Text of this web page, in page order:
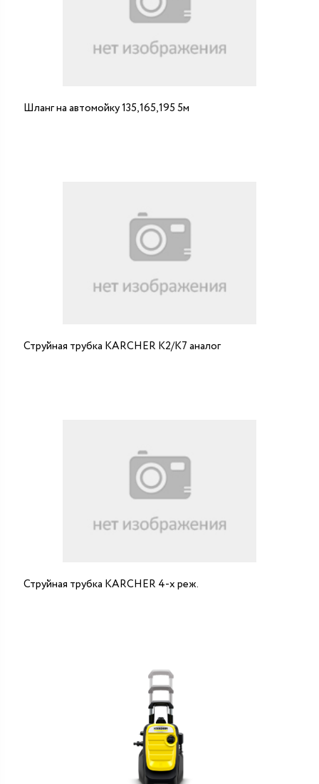
Шланг на автомойку 135,165,195 5м
Струйная трубка KARCHER К2/К7 аналог
Струйная трубка KARCHER 4-х реж.